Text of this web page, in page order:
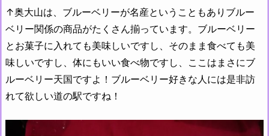
↑奥大山は、ブルーベリーが名産ということもありブルー
ベリー関係の商品がたくさん揃っています。ブルーベリー
とお菓子に入れても美味しいですし、そのまま食べても美
味しいですし、体にもいい食べ物ですし、ここはまさにブ
ルーベリー天国ですよ！ブルーベリー好きな人には是非訪
れて欲しい道の駅ですね！